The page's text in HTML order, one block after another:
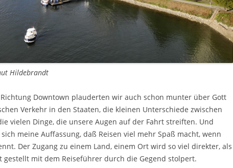
Hildebrandt
Downtown plauderten wir auch schon munter über Gott
Verkehr in den Staaten, die kleinen Unterschiede zwischen
vielen Dinge, die unsere Augen auf der Fahrt streiften. Und
meine Auffassung, daß Reisen viel mehr Spaß macht, wenn
Der Zugang zu einem Land, einem Ort wird so viel direkter, als
gestellt mit dem Reiseführer durch die Gegend stolpert.